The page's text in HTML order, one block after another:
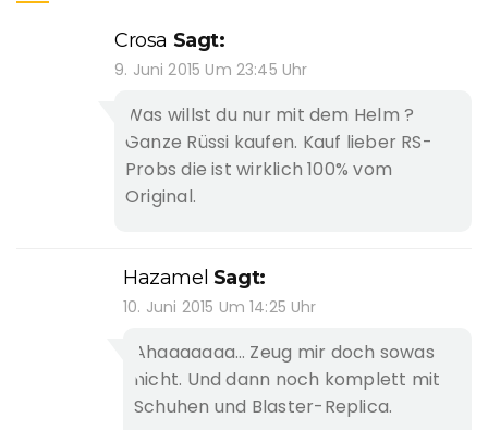
Crosa Sagt:
9. Juni 2015 Um 23:45 Uhr
Was willst du nur mit dem Helm ?
Ganze Rüssi kaufen. Kauf lieber RS-
Probs die ist wirklich 100% vom
Original.
Hazamel Sagt:
10. Juni 2015 Um 14:25 Uhr
Ahaaaaaaa… Zeug mir doch sowas
nicht. Und dann noch komplett mit
Schuhen und Blaster-Replica.